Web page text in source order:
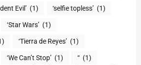
Evil’ (1) ‘selfie topless’ (1)
‘Star Wars’ (1)
‘Tierra de Reyes’ (1)
‘We Can’t Stop’ (1) “ (1)